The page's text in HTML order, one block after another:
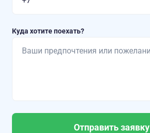
Куда хотите поехать?
Отправить заявку